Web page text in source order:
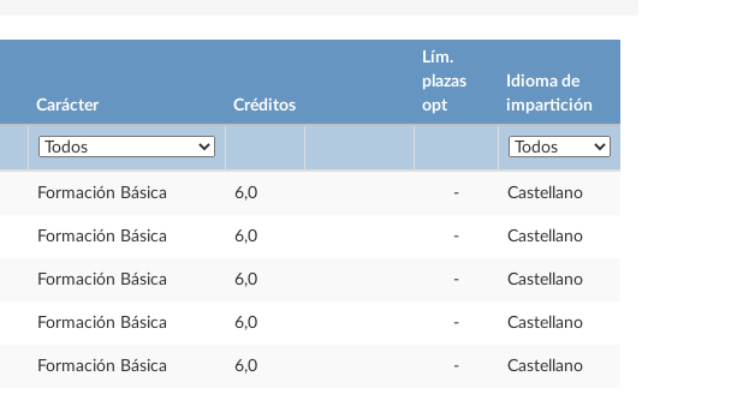
Carácter Créditos
Lím.
plazas
opt
Idioma de
impartición
Formación Básica 6,0 - Castellano
Formación Básica 6,0 - Castellano
Formación Básica 6,0 - Castellano
Formación Básica 6,0 - Castellano
Formación Básica 6,0 - Castellano